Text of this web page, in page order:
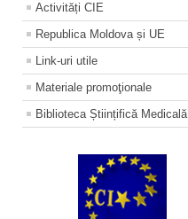
Activități CIE
Republica Moldova și UE
Link-uri utile
Materiale promoţionale
Biblioteca Științifică Medicală